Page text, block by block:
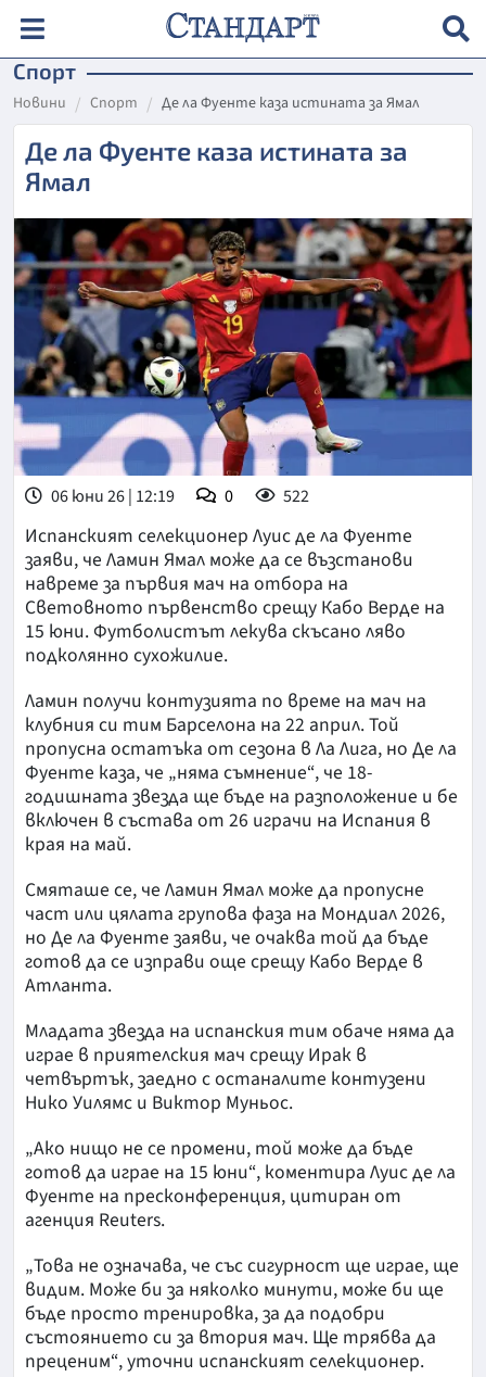
Спорт
Новини Спорт Де ла Фуенте каза истината за Ямал
Де ла Фуенте каза истината за
Ямал
06 юни 26 | 12:19 0 522
Испанският селекционер Луис де ла Фуенте
заяви, че Ламин Ямал може да се възстанови
навреме за първия мач на отбора на
Световното първенство срещу Кабо Верде на
15 юни. Футболистът лекува скъсано ляво
подколянно сухожилие.
Ламин получи контузията по време на мач на
клубния си тим Барселона на 22 април. Той
пропусна остатъка от сезона в Ла Лига, но Де ла
Фуенте каза, че „няма съмнение“, че 18-
годишната звезда ще бъде на разположение и бе
включен в състава от 26 играчи на Испания в
края на май.
Смяташе се, че Ламин Ямал може да пропусне
част или цялата групова фаза на Мондиал 2026,
но Де ла Фуенте заяви, че очаква той да бъде
готов да се изправи още срещу Кабо Верде в
Атланта.
Младата звезда на испанския тим обаче няма да
играе в приятелския мач срещу Ирак в
четвъртък, заедно с останалите контузени
Нико Уилямс и Виктор Муньос.
„Ако нищо не се промени, той може да бъде
готов да играе на 15 юни“, коментира Луис де ла
Фуенте на пресконференция, цитиран от
агенция Reuters.
„Това не означава, че със сигурност ще играе, ще
видим. Може би за няколко минути, може би ще
бъде просто тренировка, за да подобри
състоянието си за втория мач. Ще трябва да
преценим“, уточни испанският селекционер.